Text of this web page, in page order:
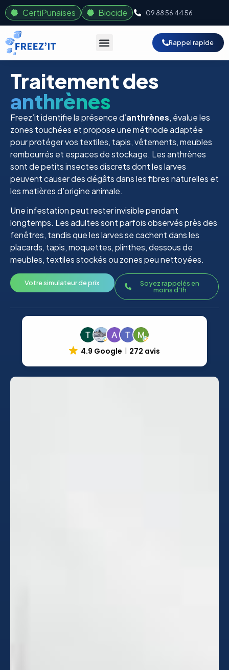
CertiPunaises Biocide 09 88 56 44 56
Rappel rapide
Traitement des
anthrènes
Freez’it identifie la présence d’anthrènes, évalue les
zones touchées et propose une méthode adaptée
pour protéger vos textiles, tapis, vêtements, meubles
rembourrés et espaces de stockage. Les anthrènes
sont de petits insectes discrets dont les larves
peuvent causer des dégâts dans les fibres naturelles et
les matières d’origine animale.
Une infestation peut rester invisible pendant
longtemps. Les adultes sont parfois observés près des
fenêtres, tandis que les larves se cachent dans les
placards, tapis, moquettes, plinthes, dessous de
meubles, textiles stockés ou zones peu nettoyées.
Votre simulateur de prix
Soyez rappelés en
moins d'1h
4.9 Google 272 avis